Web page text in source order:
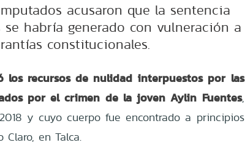
acusaron que la sentencia
habría generado con vulneración a
constitucionales.
los recursos de nulidad interpuestos por las
por el crimen de la joven Aylin Fuentes,
y cuyo cuerpo fue encontrado a principios
en Talca.